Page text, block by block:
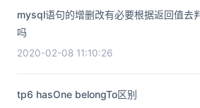
mysql语句的增删改有必要根据返回值去
吗
2020-02-08 11:10:26
tp6 hasOne belongTo区别